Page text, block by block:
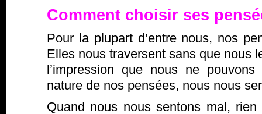
Comment choisir ses
Pour la plupart d’entre nous, nos
Elles nous traversent sans que nous
l’impression que nous ne
nature de nos pensées, nous nous
Quand nous nous sentons mal,